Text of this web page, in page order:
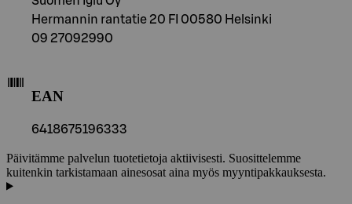
Hermannin rantatie 20 FI 00580 Helsinki
09 27092990
EAN
6418675196333
Päivitämme palvelun tuotetietoja aktiivisesti. Suosittelemme
kuitenkin tarkistamaan ainesosat aina myös myyntipakkauksesta.